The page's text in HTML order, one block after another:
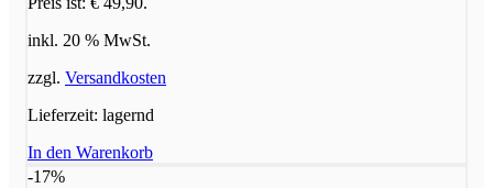
inkl. 20 % MwSt.
zzgl. Versandkosten
Lieferzeit: lagernd
In den Warenkorb
-17%